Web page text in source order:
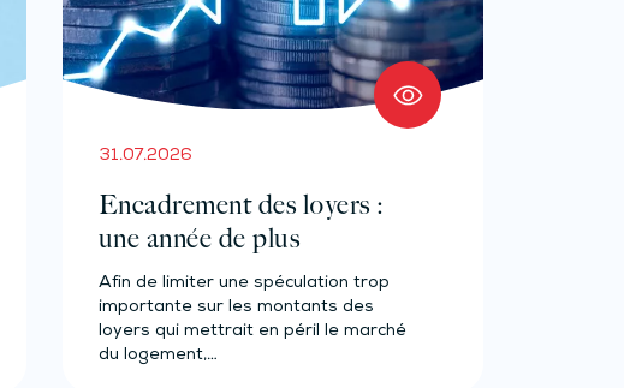
31.07.2026
Encadrement des loyers :
une année de plus
Afin de limiter une spéculation trop
importante sur les montants des
loyers qui mettrait en péril le marché
du logement,…